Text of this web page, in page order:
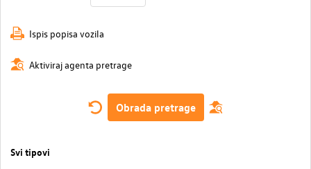
Ispis popisa vozila
Aktiviraj agenta pretrage
Obrada pretrage
Svi tipovi